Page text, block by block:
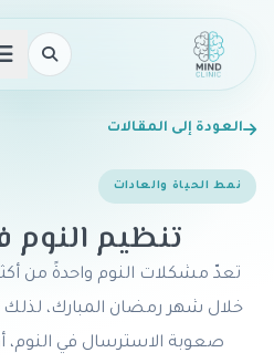
العودة إلى المقالات
نمط الحياة والعادات
تنظيم
تعدّ مشكلات النوم واحدةً من
خلال شهر رمضان المبارك، لذلك
صعوبة الاسترسال في النوم،